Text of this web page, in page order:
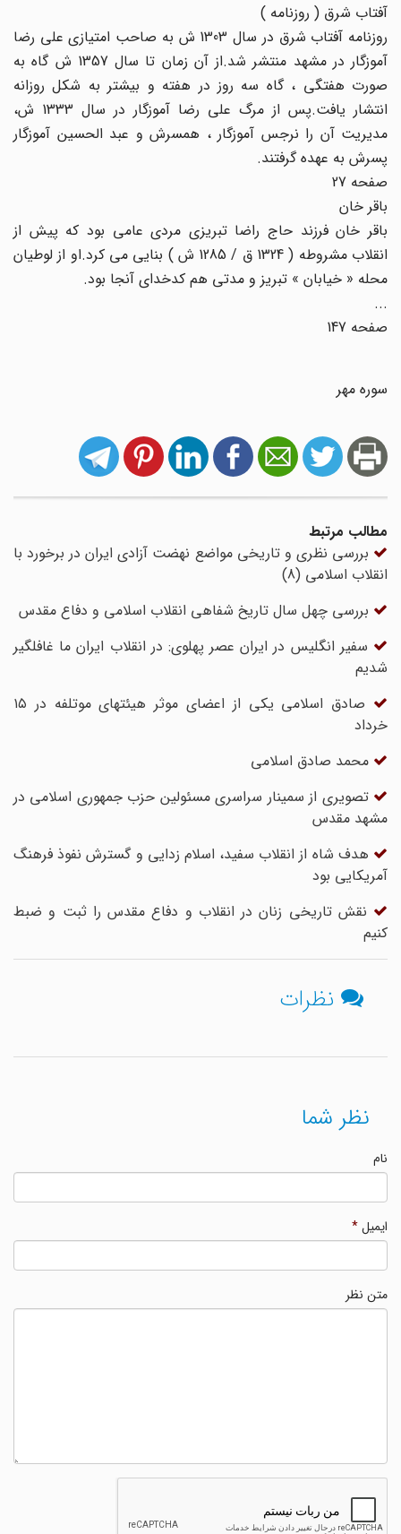
آفتاب شرق ( روزنامه )
روزنامه آفتاب شرق در سال 1303 ش به صاحب امتیازی علی رضا
آموزگار در مشهد منتشر شد.از آن زمان تا سال 1357 ش گاه به
صورت هفتگی ، گاه سه روز در هفته و بیشتر به شکل روزانه
انتشار یافت.پس از مرگ علی رضا آموزگار در سال 1333 ش،
مدیریت آن را نرجس آموزگار ، همسرش و عبد الحسین آموزگار
پسرش به عهده گرفتند.
صفحه 27
باقر خان
باقر خان فرزند حاج راضا تبریزی مردی عامی بود که پیش از
انقلاب مشروطه ( 1324 ق / 1285 ش ) بنایی می کرد.او از لوطیان
محله « خیابان » تبریز و مدتی هم کدخدای آنجا بود.
صفحه 147
سوره مهر
مطالب مرتبط
بررسی نظری و تاریخی مواضع نهضت آزادی ایران در برخورد با
انقلاب اسلامی (8)
بررسی چهل سال تاریخ شفاهی انقلاب اسلامی و دفاع مقدس
سفیر انگلیس در ایران عصر پهلوی: در انقلاب ایران ما غافلگیر
شدیم
صادق اسلامی یکی از اعضای موثر هیئتهای موتلفه در ۱۵
خرداد
محمد صادق اسلامی
تصویری از سمینار سراسری مسئولین حزب جمهوری اسلامی در
مشهد مقدس
هدف شاه از انقلاب سفید، اسلام زدایی و گسترش نفوذ فرهنگ
آمریکایی بود
نقش تاریخی زنان در انقلاب و دفاع مقدس را ثبت و ضبط
کنیم
نظرات
نظر شما
ایمیل*
متن نظر